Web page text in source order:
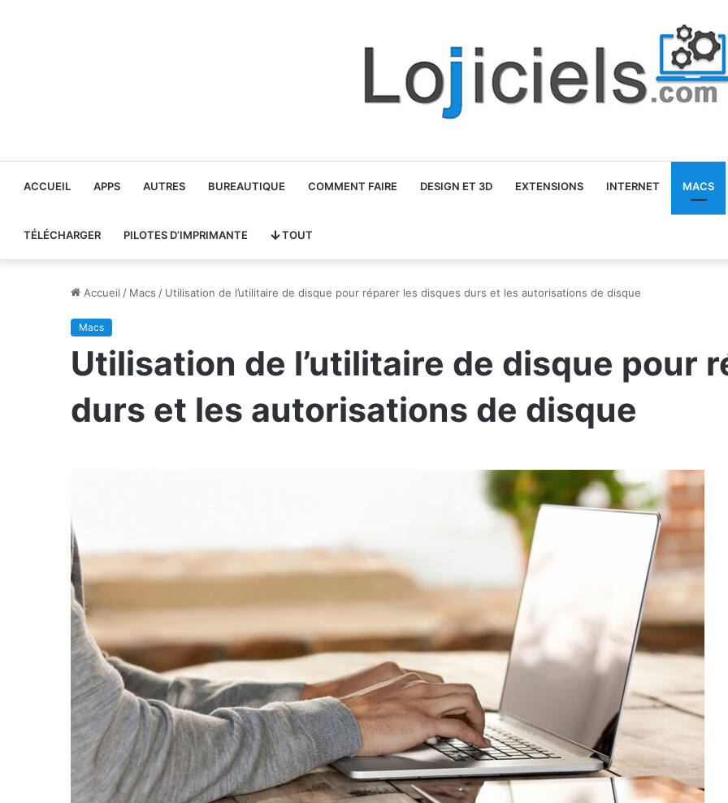
ACCUEIL APPS AUTRES BUREAUTIQUE COMMENT FAIRE DESIGN ET 3D EXTENSIONS INTERNET MACS
TÉLÉCHARGER PILOTES D’IMPRIMANTE TOUT
Accueil / Macs / Utilisation de l’utilitaire de disque pour réparer les disques durs et les autorisations de disque
Macs
Utilisation de l’utilitaire de disque pour
durs et les autorisations de disque